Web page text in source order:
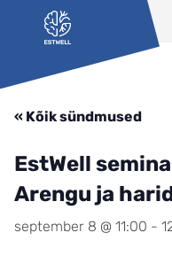
Liigu edasi põhisisu juurde
« Kõik sündmused
EstWell
Arengu ja
september 8 @ 11:00 -